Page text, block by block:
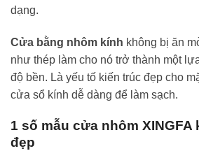
dạng.
Cửa bằng nhôm kính không bị ăn
như thép làm cho nó trở thành một
độ bền. Là yếu tố kiến ​​trúc đẹp cho
cửa sổ kính dễ dàng để làm sạch.
1 số mẫu cửa nhôm XINGFA
đẹp